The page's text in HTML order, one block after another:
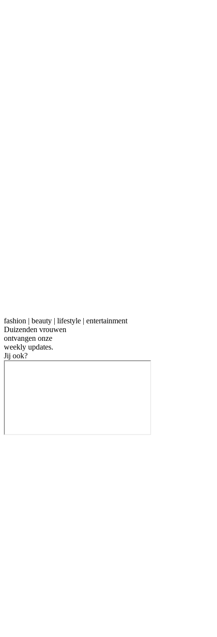
fashion | beauty | lifestyle | entertainment
Duizenden vrouwen
ontvangen onze
weekly updates.
Jij ook?